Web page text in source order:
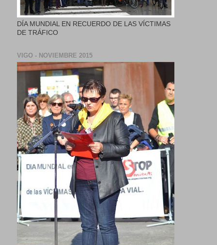
DÍA MUNDIAL EN RECUERDO DE LAS VÍCTIMAS
DE TRÁFICO
VIGO - NOVIEMBRE 2015